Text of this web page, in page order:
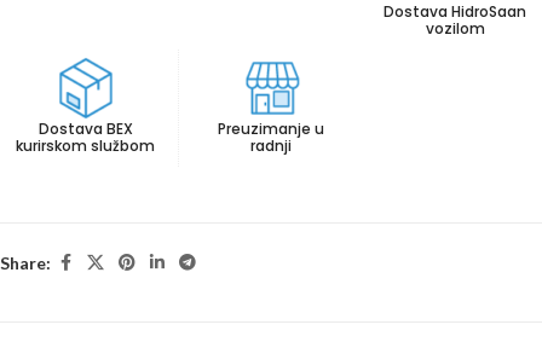
Dostava HidroSaan
vozilom
Dostava BEX
kurirskom službom
Preuzimanje u
radnji
Share: